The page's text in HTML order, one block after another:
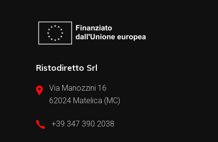
Ristodiretto Srl
Via Manozzini 16
62024 Matelica (MC)
+39 347 390 2038